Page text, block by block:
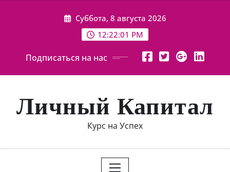
Суббота, 8 августа 2026
12:22:02 PM
Подписаться на нас
Личный Капитал
Курс на Успех